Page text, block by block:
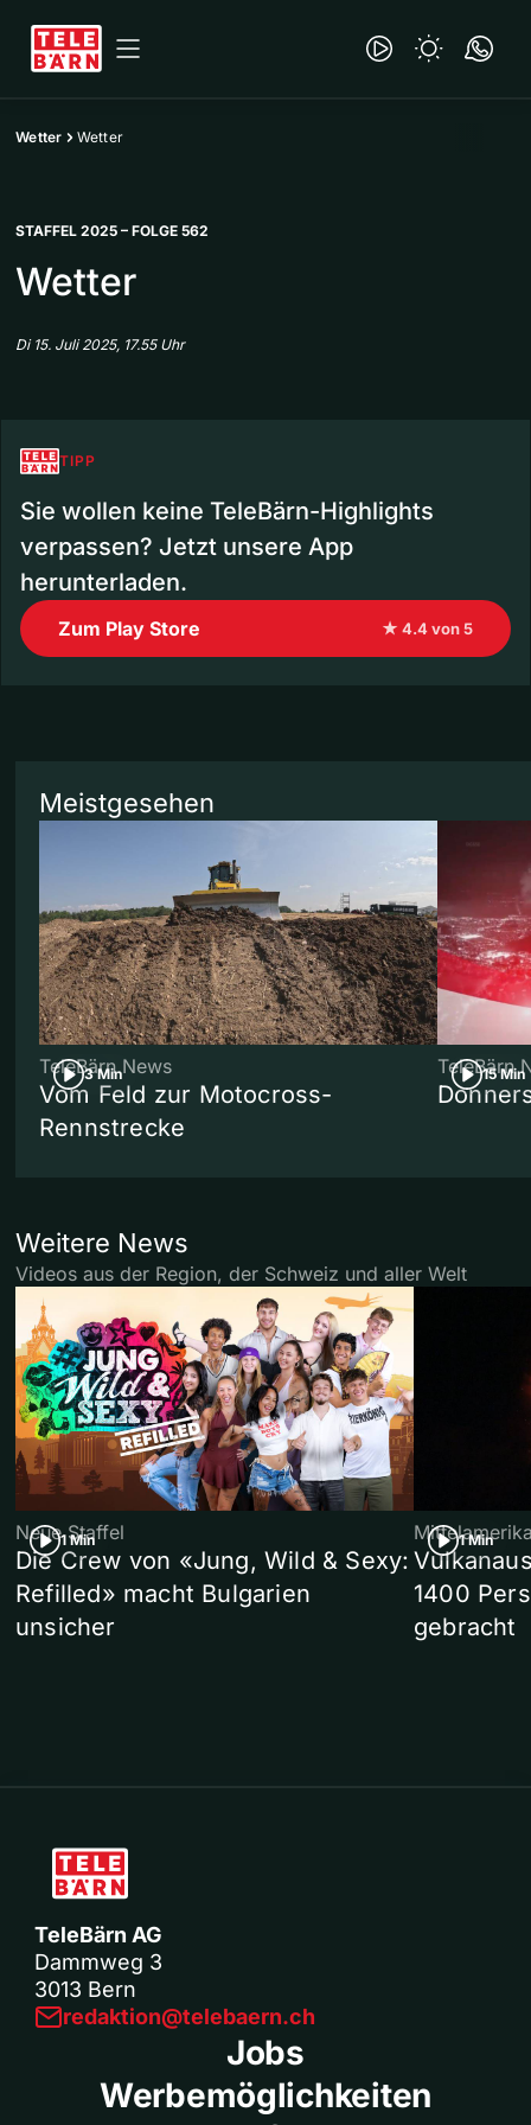
Wetter Wetter
STAFFEL 2025 – FOLGE 562
Wetter
Di 15. Juli 2025, 17.55 Uhr
TIPP
Sie wollen keine TeleBärn-Highlights
verpassen? Jetzt unsere App
herunterladen.
Zum Play Store ★ 4.4 von 5
Meistgesehen
3 Min
TeleBärn News
Vom Feld zur Motocross-
Rennstrecke
15 Min
TeleBärn
Weitere News
Videos aus der Region, der Schweiz und aller Welt
1 Min
Neue Staffel
Die Crew von «Jung, Wild & Sexy:
Refilled» macht Bulgarien
unsicher
1 Min
1400
gebracht
TeleBärn AG
Dammweg 3
3013 Bern
redaktion@telebaern.ch
Jobs
Werbemöglichkeiten